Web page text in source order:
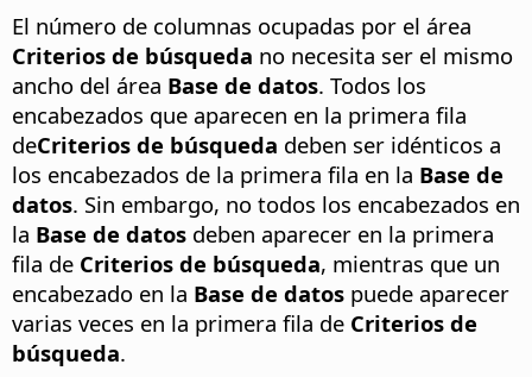
El número de columnas ocupadas por el área
Criterios de búsqueda no necesita ser el mismo
ancho del área Base de datos. Todos los
encabezados que aparecen en la primera fila
deCriterios de búsqueda deben ser idénticos a
los encabezados de la primera fila en la Base de
datos. Sin embargo, no todos los encabezados en
la Base de datos deben aparecer en la primera
fila de Criterios de búsqueda, mientras que un
encabezado en la Base de datos puede aparecer
varias veces en la primera fila de Criterios de
búsqueda.